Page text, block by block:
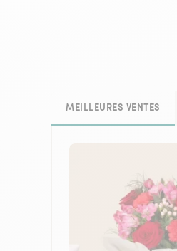
MEILLEURES VENTES